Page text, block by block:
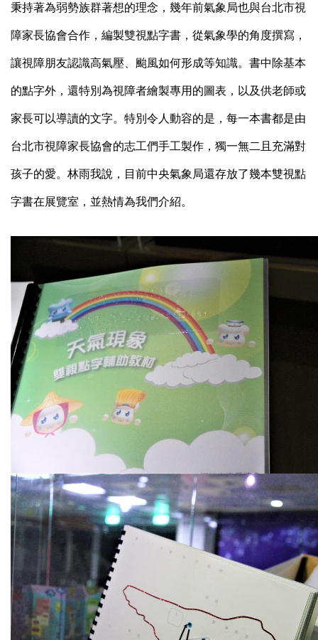
秉持著為弱勢族群著想的理念，幾年前氣象局也與台北市視
障家長協會合作，編製雙視點字書，從氣象學的角度撰寫，
讓視障朋友認識高氣壓、颱風如何形成等知識。書中除基本
的點字外，還特別為視障者繪製專用的圖表，以及供老師或
家長可以導讀的文字。特別令人動容的是，每一本書都是由
台北市視障家長協會的志工們手工製作，獨一無二且充滿對
孩子的愛。林雨我說，目前中央氣象局還存放了幾本雙視點
字書在展覽室，並熱情為我們介紹。